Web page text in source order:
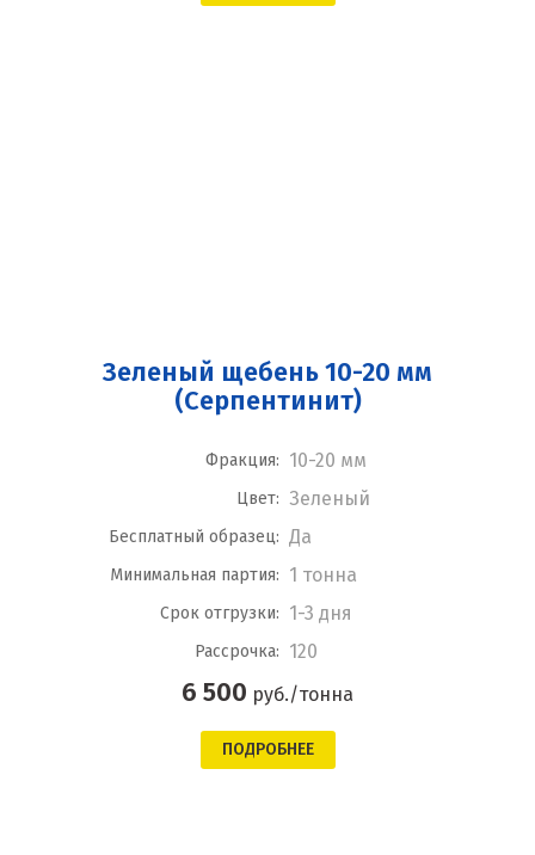
Зеленый щебень 10-20 мм
(Серпентинит)
Фракция: 10-20 мм
Цвет: Зеленый
Бесплатный образец: Да
Минимальная партия: 1 тонна
Срок отгрузки: 1-3 дня
Рассрочка: 120
6 500 руб./тонна
ПОДРОБНЕЕ